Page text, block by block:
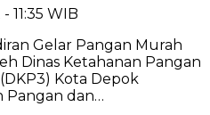
11:35 WIB
Gelar Pangan Murah
Dinas Ketahanan Pangan
Kota Depok
Pangan dan…